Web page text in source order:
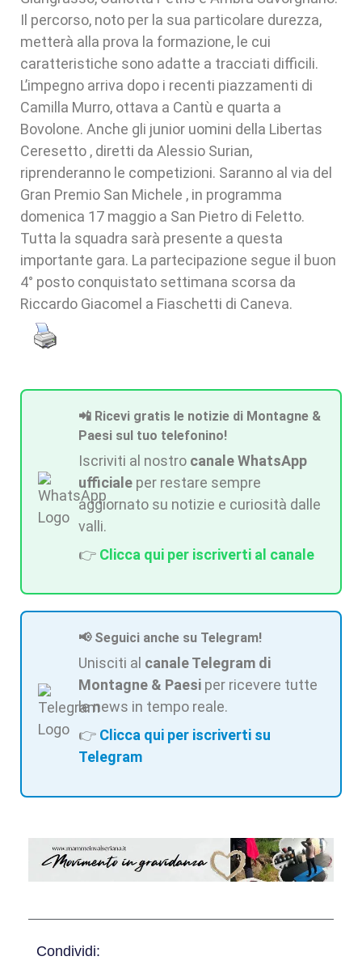
Il percorso, noto per la sua particolare durezza,
metterà alla prova la formazione, le cui
caratteristiche sono adatte a tracciati difficili.
L’impegno arriva dopo i recenti piazzamenti di
Camilla Murro, ottava a Cantù e quarta a
Bovolone. Anche gli junior uomini della Libertas
Ceresetto , diretti da Alessio Surian,
riprenderanno le competizioni. Saranno al via del
Gran Premio San Michele , in programma
domenica 17 maggio a San Pietro di Feletto.
Tutta la squadra sarà presente a questa
importante gara. La partecipazione segue il buon
4° posto conquistato settimana scorsa da
Riccardo Giacomel a Fiaschetti di Caneva.
📲 Ricevi gratis le notizie di Montagne &
Paesi sul tuo telefonino!
Iscriviti al nostro canale WhatsApp
ufficiale per restare sempre
aggiornato su notizie e curiosità dalle
valli.
👉 Clicca qui per iscriverti al canale
📢 Seguici anche su Telegram!
Unisciti al canale Telegram di
Montagne & Paesi per ricevere tutte
le news in tempo reale.
👉 Clicca qui per iscriverti su
Telegram
Condividi: